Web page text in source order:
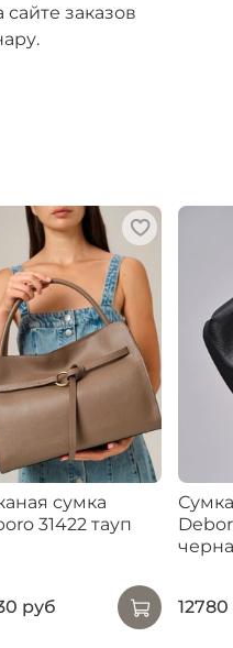
заказов
сумка
31422 тауп
руб